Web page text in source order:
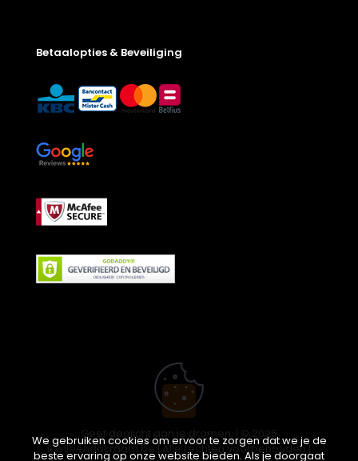
Betaalopties & Beveiliging
Geef daglicht aan je dromen. | © 2026
ikwileendakraam.be | Alle rechten voorbehouden |
We gebruiken cookies om ervoor te zorgen dat we je de
beste ervaring op onze website bieden. Als je doorgaat